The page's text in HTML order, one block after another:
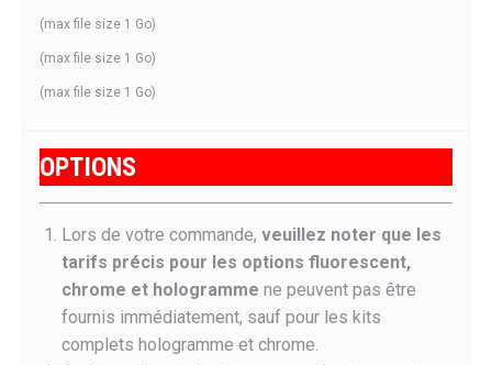
(max file size 1 Go)
(max file size 1 Go)
(max file size 1 Go)
OPTIONS
Lors de votre commande, veuillez noter que les
tarifs précis pour les options fluorescent,
chrome et hologramme ne peuvent pas être
fournis immédiatement, sauf pour les kits
complets hologramme et chrome.